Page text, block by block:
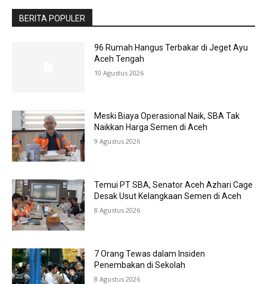
BERITA POPULER
96 Rumah Hangus Terbakar di Jeget Ayu
Aceh Tengah
10 Agustus 2026
Meski Biaya Operasional Naik, SBA Tak
Naikkan Harga Semen di Aceh
9 Agustus 2026
Temui PT SBA, Senator Aceh Azhari Cage
Desak Usut Kelangkaan Semen di Aceh
8 Agustus 2026
7 Orang Tewas dalam Insiden
Penembakan di Sekolah
8 Agustus 2026